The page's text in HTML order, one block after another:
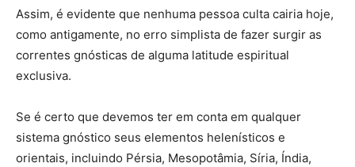
Assim, é evidente que nenhuma pessoa culta cairia hoje,
como antigamente, no erro simplista de fazer surgir as
correntes gnósticas de alguma latitude espiritual
exclusiva.
Se é certo que devemos ter em conta em qualquer
sistema gnóstico seus elementos helenísticos e
orientais, incluindo Pérsia, Mesopotâmia, Síria, Índia,